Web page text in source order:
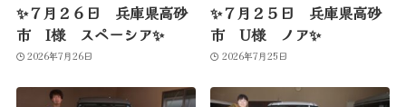
✨７月２６日 兵庫県高砂
市 I様 スペーシア✨
2026年7月26日
✨７月２５日 兵庫県高砂
市 U様 ノア✨
2026年7月25日